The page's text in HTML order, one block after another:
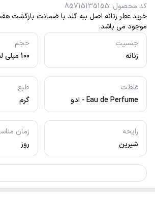
جنسیت
زنانه
حجم
100 میلی لیتر
غلظت
Eau de Perfume - ادو
پرفیوم
طبع
گرم
رایحه
شیرین
زمان
روز
کد محصول:
85715135155
خرید عطر زنانه اصل ببه گلد با ضمانت بازگشت هفت
موجود می باشد.